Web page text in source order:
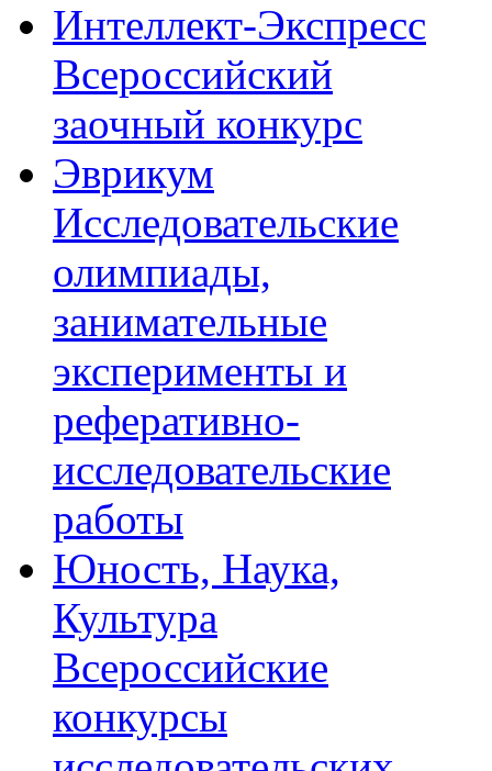
Интеллект-Экспресс
Всероссийский
заочный конкурс
Эврикум
Исследовательские
олимпиады,
занимательные
эксперименты и
реферативно-
исследовательские
работы
Юность, Наука,
Культура
Всероссийские
конкурсы